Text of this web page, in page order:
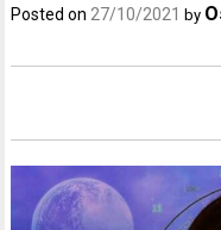
Posted on27/10/2021 by